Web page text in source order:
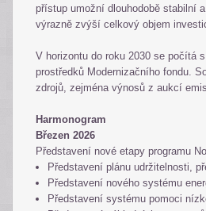
přístup umožní dlouhodobě stabilní
výrazně zvýší celkový objem
V horizontu do roku 2030 se počítá
prostředků Modernizačního fondu.
zdrojů, zejména výnosů z aukcí
Harmonogram
Březen 2026
Představení nové etapy programu
Představení plánu udržitelnosti,
Představení nového systému
Představení systému pomoci